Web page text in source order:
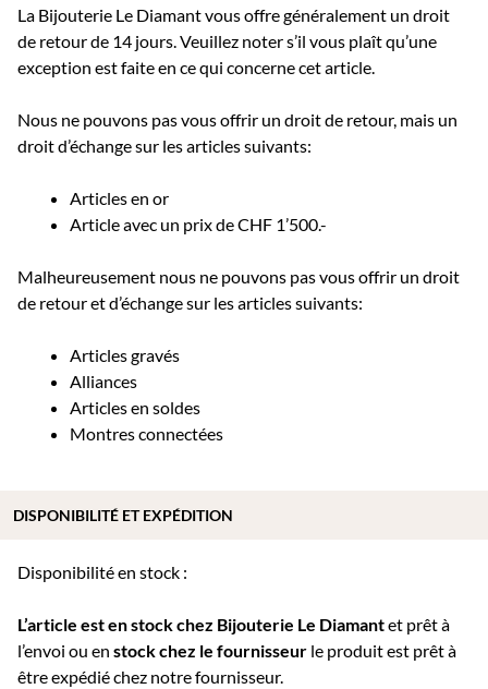
La Bijouterie Le Diamant vous offre généralement un droit
de retour de 14 jours. Veuillez noter s’il vous plaît qu’une
exception est faite en ce qui concerne cet article.
Nous ne pouvons pas vous offrir un droit de retour, mais un
droit d’échange sur les articles suivants:
Articles en or
Article avec un prix de CHF 1’500.-
Malheureusement nous ne pouvons pas vous offrir un droit
de retour et d’échange sur les articles suivants:
Articles gravés
Alliances
Articles en soldes
Montres connectées
Disponibilité en stock :
L’article est en stock chez Bijouterie Le Diamantet prêt à
l’envoi ou en stock chez le fournisseur le produit est prêt à
être expédié chez notre fournisseur.
DISPONIBILITÉ ET EXPÉDITION